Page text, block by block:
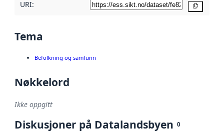
URI:
Tema
Befolkning og samfunn
Nøkkelord
Ikke oppgitt
Diskusjoner på Datalandsbyen 0